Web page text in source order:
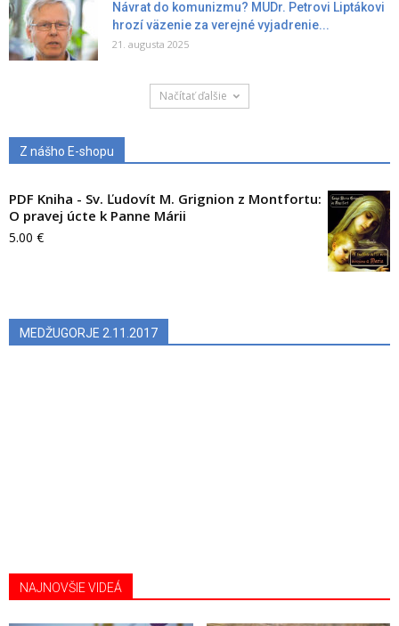
Návrat do komunizmu? MUDr. Petrovi Liptákovi
hrozí väzenie za verejné vyjadrenie...
21. augusta 2025
Načítať ďalšie
Z nášho E-shopu
PDF Kniha - Sv. Ľudovít M. Grignion z Montfortu:
O pravej úcte k Panne Márii
5.00 €
MEDŽUGORJE 2.11.2017
NAJNOVŠIE VIDEÁ